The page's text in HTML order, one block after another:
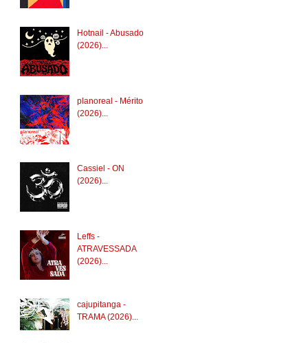
Hotnail - Abusado
(2026)...
planoreal - Mérito
(2026)...
Cassiel - ON
(2026)...
Leffs -
ATRAVESSADA
(2026)...
cajupitanga -
TRAMA (2026)...